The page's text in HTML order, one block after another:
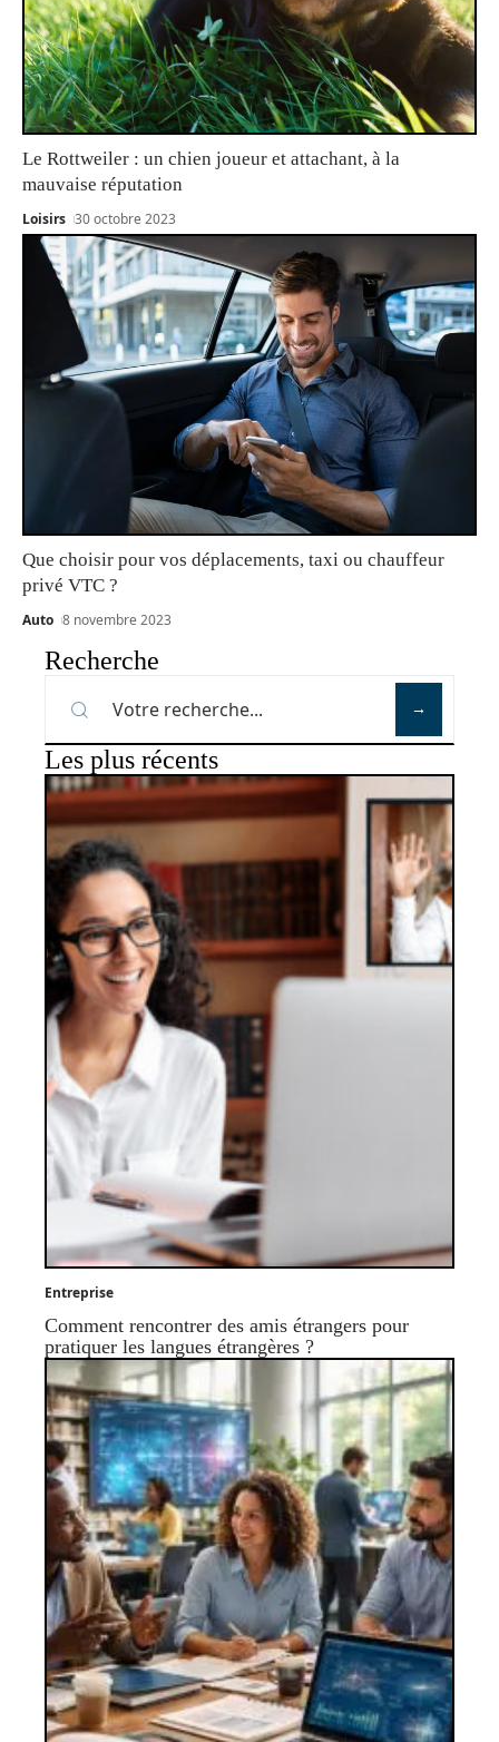
Le Rottweiler : un chien joueur et attachant, à la
mauvaise réputation
Loisirs 30 octobre 2023
Que choisir pour vos déplacements, taxi ou chauffeur
privé VTC ?
Auto 8 novembre 2023
Recherche
Les plus récents
Entreprise
Comment rencontrer des amis étrangers pour
pratiquer les langues étrangères ?